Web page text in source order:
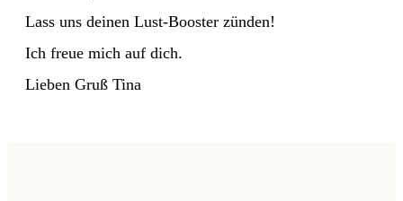
Lass uns deinen Lust-Booster zünden!
Ich freue mich auf dich.
Lieben Gruß Tina